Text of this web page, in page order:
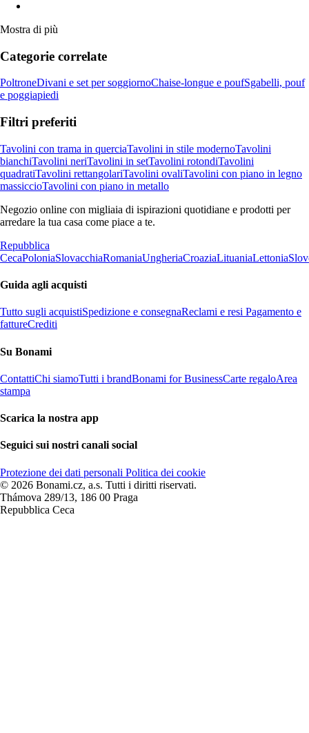
Mostra di più
Categorie correlate
PoltroneDivani e set per soggiornoChaise-longue e poufSgabelli, pouf
e poggiapiedi
Filtri preferiti
Tavolini con trama in querciaTavolini in stile modernoTavolini
bianchiTavolini neriTavolini in setTavolini rotondiTavolini
quadratiTavolini rettangolariTavolini ovaliTavolini con piano in legno
massiccioTavolini con piano in metallo
Negozio online con migliaia di ispirazioni quotidiane e prodotti per
arredare la tua casa come piace a te.
Repubblica
CecaPoloniaSlovacchiaRomaniaUngheriaCroaziaLituaniaLettonia
Guida agli acquisti
Tutto sugli acquistiSpedizione e consegnaReclami e resi Pagamento e
fattureCrediti
Su Bonami
ContattiChi siamoTutti i brandBonami for BusinessCarte regaloArea
stampa
Scarica la nostra app
Seguici sui nostri canali social
Protezione dei dati personali Politica dei cookie
© 2026 Bonami.cz, a.s. Tutti i diritti riservati.
Thámova 289/13, 186 00 Praga
Repubblica Ceca